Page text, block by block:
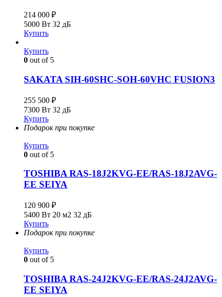
214 000 ₽
5000 Вт 32 дБ
Купить
Купить
0 out of 5
SAKATA SIH-60SHC-SOH-60VHC FUSION3
255 500 ₽
7300 Вт 32 дБ
Купить
Подарок при покупке
Купить
0 out of 5
TOSHIBA RAS-18J2KVG-EE/RAS-18J2AVG-
EE SEIYA
120 900 ₽
5400 Вт 20 м2 32 дБ
Купить
Подарок при покупке
Купить
0 out of 5
TOSHIBA RAS-24J2KVG-EE/RAS-24J2AVG-
EE SEIYA